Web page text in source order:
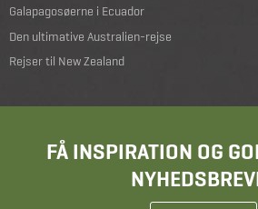
Galapagosøerne i Ecuador
Den ultimative Australien-rejse
Rejser til New Zealand
FÅ INSPIRATION OG